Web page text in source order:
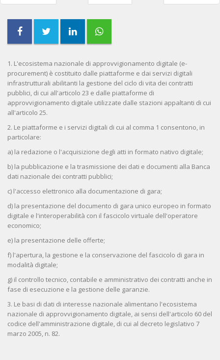
1. L'ecosistema nazionale di approvvigionamento digitale (e-
procurement) è costituito dalle piattaforme e dai servizi digitali
infrastrutturali abilitanti la gestione del ciclo di vita dei contratti
pubblici, di cui all'articolo 23 e dalle piattaforme di
approvvigionamento digitale utilizzate dalle stazioni appaltanti di cui
all'articolo 25.
2. Le piattaforme e i servizi digitali di cui al comma 1 consentono, in
particolare:
a) la redazione o l'acquisizione degli atti in formato nativo digitale;
b) la pubblicazione e la trasmissione dei dati e documenti alla Banca
dati nazionale dei contratti pubblici;
c) l'accesso elettronico alla documentazione di gara;
d) la presentazione del documento di gara unico europeo in formato
digitale e l'interoperabilità con il fascicolo virtuale dell'operatore
economico;
e) la presentazione delle offerte;
f) l'apertura, la gestione e la conservazione del fascicolo di gara in
modalità digitale;
g) il controllo tecnico, contabile e amministrativo dei contratti anche in
fase di esecuzione e la gestione delle garanzie.
3. Le basi di dati di interesse nazionale alimentano l'ecosistema
nazionale di approvvigionamento digitale, ai sensi dell'articolo 60 del
codice dell'amministrazione digitale, di cui al decreto legislativo 7
marzo 2005, n. 82.